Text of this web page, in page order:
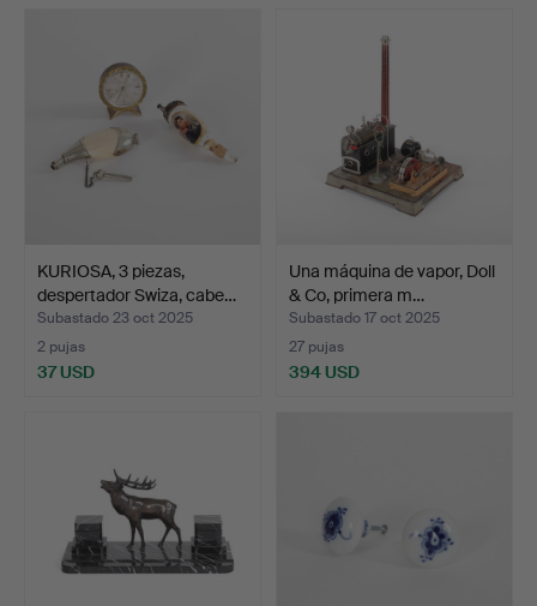
KURIOSA, 3 piezas,
despertador Swiza, cabe…
Subastado 23 oct 2025
2 pujas
37 USD
Una máquina de vapor, Doll
& Co, primera m…
Subastado 17 oct 2025
27 pujas
394 USD